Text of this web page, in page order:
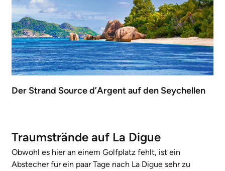
Der Strand Source d’Argent auf den Seychellen
Traumstrände auf La Digue
Obwohl es hier an einem Golfplatz fehlt, ist ein
Abstecher für ein paar Tage nach La Digue sehr zu